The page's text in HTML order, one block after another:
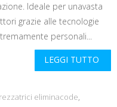
Ideale per unavasta
grazie alle tecnologie
personali...
LEGGI TUTTO
eliminacode,